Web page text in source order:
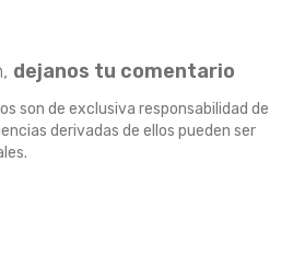
dejanos tu comentario
son de exclusiva responsabilidad de
derivadas de ellos pueden ser